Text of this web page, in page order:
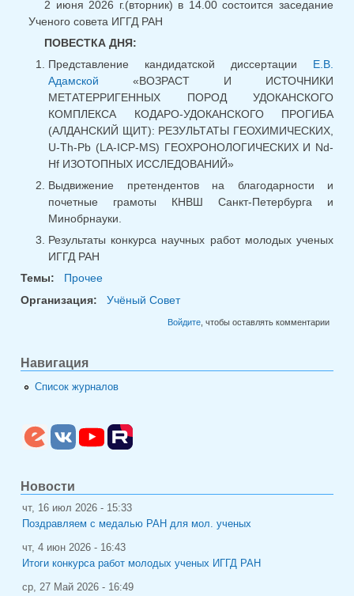
2 июня 2026 г.(вторник) в 14.00 состоится заседание
Ученого совета ИГГД РАН
ПОВЕСТКА ДНЯ:
Представление кандидатской диссертации Е.В.
Адамской «ВОЗРАСТ И ИСТОЧНИКИ
МЕТАТЕРРИГЕННЫХ ПОРОД УДОКАНСКОГО
КОМПЛЕКСА КОДАРО-УДОКАНСКОГО ПРОГИБА
(АЛДАНСКИЙ ЩИТ): РЕЗУЛЬТАТЫ ГЕОХИМИЧЕСКИХ,
U-Th-Pb (LA-ICP-MS) ГЕОХРОНОЛОГИЧЕСКИХ И Nd-
Hf ИЗОТОПНЫХ ИССЛЕДОВАНИЙ»
Выдвижение претендентов на благодарности и
почетные грамоты КНВШ Санкт-Петербурга и
Минобрнауки.
Результаты конкурса научных работ молодых ученых
ИГГД РАН
Темы:
Прочее
Организация:
Учёный Совет
Войдите, чтобы оставлять комментарии
Навигация
Список журналов
Новости
чт, 16 июл 2026 - 15:33
Поздравляем с медалью РАН для мол. ученых
чт, 4 июн 2026 - 16:43
Итоги конкурса работ молодых ученых ИГГД РАН
ср, 27 Май 2026 - 16:49